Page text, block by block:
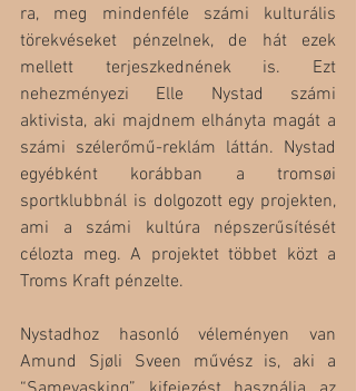
ra, meg mindenféle számi kulturális
törekvéseket pénzelnek, de hát ezek
mellett terjeszkednének is. Ezt
nehezményezi Elle Nystad számi
aktivista, aki majdnem elhányta magát a
számi szélerőmű-reklám láttán. Nystad
egyébként korábban a tromsøi
sportklubbnál is dolgozott egy projekten,
ami a számi kultúra népszerűsítését
célozta meg. A projektet többet közt a
Troms Kraft pénzelte.
Nystadhoz hasonló véleményen van
Amund Sjøli Sveen művész is, aki a